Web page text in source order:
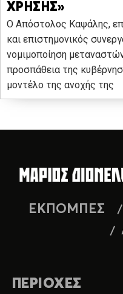
ΧΡΗΣΗΣ»
O Απόστολος Καψάλης,
και επιστημονικός
νομιμοποίηση
προσπάθεια της
μοντέλο της ανοχής της
ΕΚΠΟΜΠΕΣ
ΠΕΡΙΟΧΕΣ